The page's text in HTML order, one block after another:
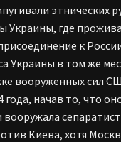
этнических
Украины, где
к
Украины в том же
вооруженных сил
года, начав то, что
Киева, хотя